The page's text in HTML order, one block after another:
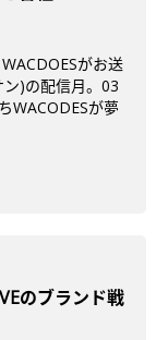
がお送
)の配信月。03
WACODESが夢
のブランド戦